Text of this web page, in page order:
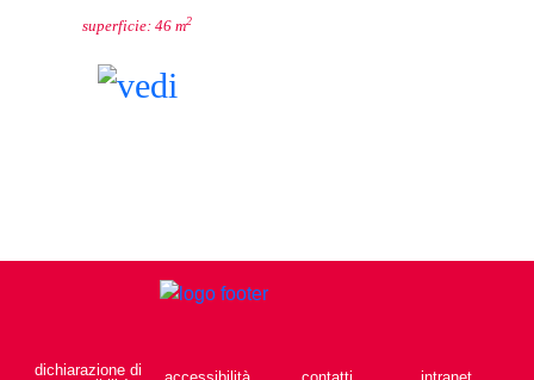
superficie: 46 m2
dichiarazione di